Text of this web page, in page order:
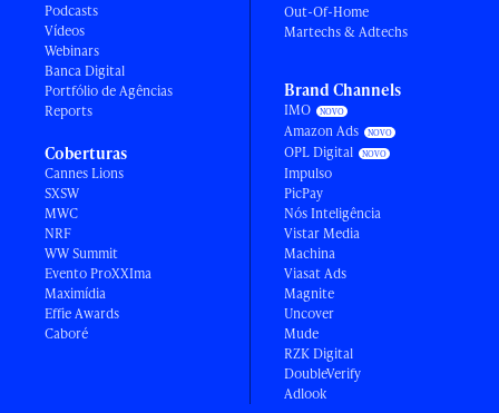
Podcasts
Vídeos
Webinars
Banca Digital
Portfólio de Agências
Reports
Coberturas
Cannes Lions
SXSW
MWC
NRF
WW Summit
Evento ProXXIma
Maximídia
Effie Awards
Caboré
Out-Of-Home
Martechs & Adtechs
Brand Channels
IMO
Amazon Ads
OPL Digital
Impulso
PicPay
Nós Inteligência
Vistar Media
Machina
Viasat Ads
Magnite
Uncover
Mude
RZK Digital
DoubleVerify
Adlook